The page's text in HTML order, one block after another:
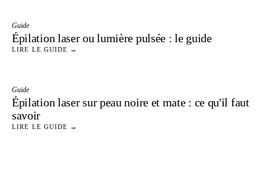
Guide
Épilation laser ou lumière pulsée : le guide
LIRE LE GUIDE →
Guide
Épilation laser sur peau noire et mate : ce qu'il faut
savoir
LIRE LE GUIDE →